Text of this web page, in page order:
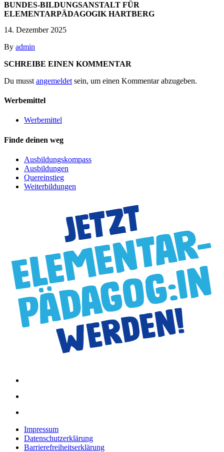
BUNDES-BILDUNGSANSTALT FÜR
ELEMENTARPÄDAGOGIK HARTBERG
14. Dezember 2025
By admin
SCHREIBE EINEN KOMMENTAR
Du musst angemeldet sein, um einen Kommentar abzugeben.
Werbemittel
Werbemittel
Finde deinen weg
Ausbildungskompass
Ausbildungen
Quereinstieg
Weiterbildungen
Impressum
Datenschutzerklärung
Barrierefreiheitserklärung